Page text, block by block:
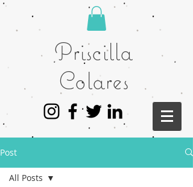
Priscilla
Colares
Post
All Posts